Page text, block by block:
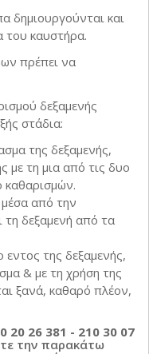
δημιουργούνται και
του καυστήρα.
πρέπει να
δεξαμενής
στάδια:
της δεξαμενής,
με τη μια από τις δυο
καθαρισμών.
μέσα από την
τη δεξαμενή από τα
της δεξαμενής,
& με τη χρήση της
ξανά, καθαρό πλέον,
20 26 381 - 210 30 07
την παρακάτω